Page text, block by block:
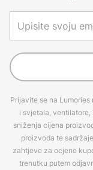
Prijavite se na
i svjetala,
sniženja cijena
proizvoda te
zahtjeve za ocjene
trenutku putem